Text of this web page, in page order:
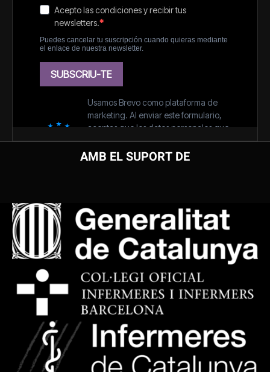
AMB EL SUPORT DE